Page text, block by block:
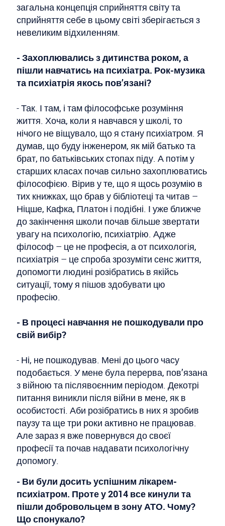
загальна концепція сприйняття світу та
сприйняття себе в цьому світі зберігається з
невеликим відхиленням.
- Захоплювались з дитинства роком, а
пішли навчатись на психіатра. Рок-музика
та психіатрія якось пов’язані?
- Так. І там, і там філософське розуміння
життя. Хоча, коли я навчався у школі, то
нічого не віщувало, що я стану психіатром. Я
думав, що буду інженером, як мій батько та
брат, по батьківських стопах піду. А потім у
старших класах почав сильно захоплюватись
філософією. Вірив у те, що я щось розумію в
тих книжках, що брав у бібліотеці та читав –
Ніцше, Кафка, Платон і подібні. І уже ближче
до закінчення школи почав більше звертати
увагу на психологію, психіатрію. Адже
філософ – це не професія, а от психологія,
психіатрія – це спроба зрозуміти сенс життя,
допомогти людині розібратись в якійсь
ситуації, тому я пішов здобувати цю
професію.
- В процесі навчання не пошкодували про
свій вибір?
- Ні, не пошкодував. Мені до цього часу
подобається. У мене була перерва, пов’язана
з війною та післявоєнним періодом. Декотрі
питання виникли після війни в мене, як в
особистості. Аби розібратись в них я зробив
паузу та ще три роки активно не працював.
Але зараз я вже повернувся до своєї
професії та почав надавати психологічну
допомогу.
- Ви були досить успішним лікарем-
психіатром. Проте у 2014 все кинули та
пішли добровольцем в зону АТО. Чому?
Що спонукало?